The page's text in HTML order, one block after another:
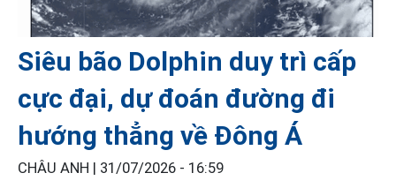
Siêu bão Dolphin duy trì cấp
cực đại, dự đoán đường đi
hướng thẳng về Đông Á
CHÂU ANH | 31/07/2026 - 16:59